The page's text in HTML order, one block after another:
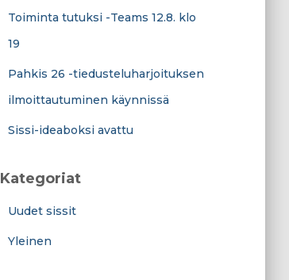
Toiminta tutuksi -Teams 12.8. klo
19
Pahkis 26 -tiedusteluharjoituksen
ilmoittautuminen käynnissä
Sissi-ideaboksi avattu
Kategoriat
Uudet sissit
Yleinen